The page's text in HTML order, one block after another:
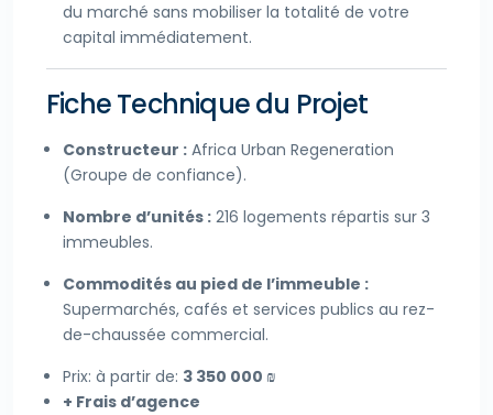
du marché sans mobiliser la totalité de votre
capital immédiatement.
Fiche Technique du Projet
Constructeur : Africa Urban Regeneration
(Groupe de confiance).
Nombre d’unités : 216 logements répartis sur 3
immeubles.
Commodités au pied de l’immeuble :
Supermarchés, cafés et services publics au rez-
de-chaussée commercial.
Prix: à partir de: 3 350 000 ₪
+ Frais d’agence